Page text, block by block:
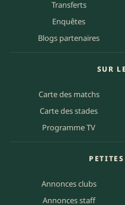
Transferts
Enquêtes
Blogs partenaires
SUR
Carte des matchs
Carte des stades
Programme TV
Annonces clubs
Annonces staff